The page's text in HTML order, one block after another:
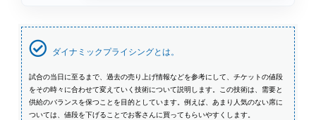
ダイナミックプライシングとは。
試合の当日に至るまで、過去の売り上げ情報などを参考にして、チケットの値段
をその時々に合わせて変えていく技術について説明します。この技術は、需要と
供給のバランスを保つことを目的としています。例えば、あまり人気のない席に
ついては、値段を下げることでお客さんに買ってもらいやすくします。